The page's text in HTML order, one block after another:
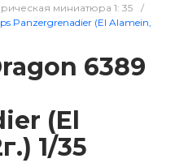
миниатюра 1: 35
/
Panzergrenadier (El Alamein,
6389
(El
1/35